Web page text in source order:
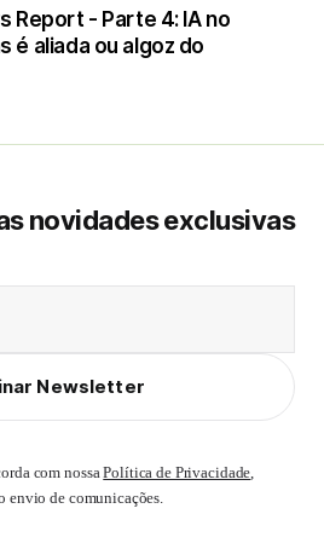
Report - Parte 4: IA no
é aliada ou algoz do
novidades exclusivas
Newsletter
com nossaPolítica de Privacidade,
envio de comunicações.